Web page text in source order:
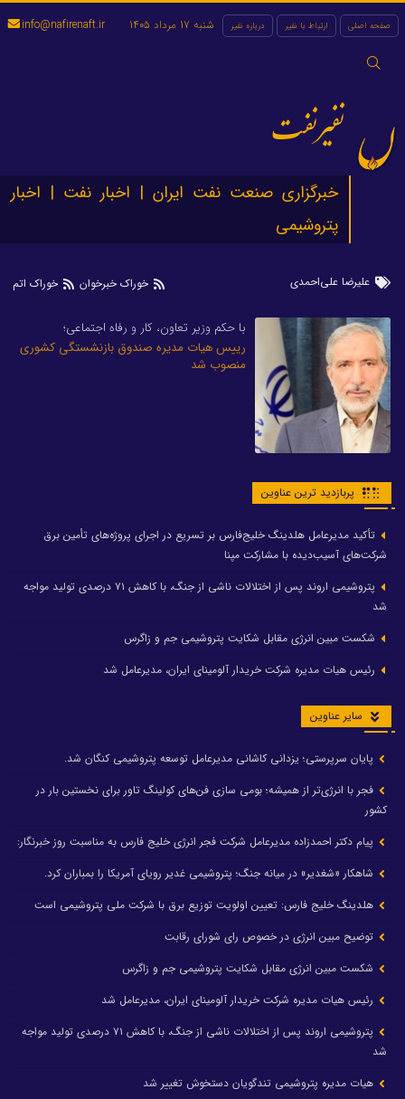
صفحه اصلی ارتباط با نفیر درباره نفیر
جستجو
شنبه 17 مرداد 1405 info@nafirenaft.ir
نفیرنفت
خبرگزاری صنعت نفت ایران | اخبار نفت | اخبار
پتروشیمی
علیرضا علی‌احمدی خوراک خبرخوان خوراک اتم
با حکم وزیر تعاون، کار و رفاه اجتماعی؛
رییس هیات مدیره صندوق بازنشستگی کشوری
منصوب شد
پربازدید ترین عناوین
تأکید مدیرعامل هلدینگ خلیج‌فارس بر تسریع در اجرای پروژه‌های تأمین برق
شرکت‌های آسیب‌دیده با مشارکت مپنا
پتروشیمی اروند پس از اختلالات ناشی از جنگ، با کاهش ۷۱ درصدی تولید مواجه
شد
شکست مبین انرژی مقابل شکایت پتروشیمی جم و زاگرس
رئیس هیات مدیره شرکت خریدار آلومینای ایران، مدیرعامل شد
سایر عناوین
پایان سرپرستی؛ یزدانی کاشانی مدیرعامل توسعه پتروشیمی کنگان شد.
فجر با انرژی‌تر از همیشه؛ بومی سازی فن‌های کولینگ تاور برای نخستین بار در
کشور
پیام دکتر احمدزاده مدیرعامل شرکت فجر انرژی خلیج فارس به مناسبت روز خبرنگار:
شاهکار «شغدیر» در میانه جنگ؛ پتروشیمی غدیر رویای آمریکا را بمباران کرد.
هلدینگ خلیج فارس: تعیین اولویت توزیع برق با شرکت ملی پتروشیمی است
توضیح مبین انرژی در خصوص رای شورای رقابت
شکست مبین انرژی مقابل شکایت پتروشیمی جم و زاگرس
رئیس هیات مدیره شرکت خریدار آلومینای ایران، مدیرعامل شد
پتروشیمی اروند پس از اختلالات ناشی از جنگ، با کاهش ۷۱ درصدی تولید مواجه
شد
هیات مدیره پتروشیمی تندگویان دستخوش تغییر شد